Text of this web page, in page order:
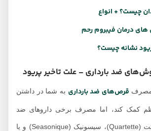
+ انواع
درمان فيبروم رحم
نشانه چیست؟
قرص‌های ضد بارداریبه شما در داشتن
کمک کند، اما مصرف برخی داروهای ضد
بارداری مانند کوارتت (Quartette)، سیسونیک (Seasonique) و یا